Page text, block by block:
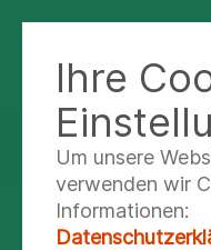
teilen
Ihre
Um unsere
verwenden wir
Informationen: